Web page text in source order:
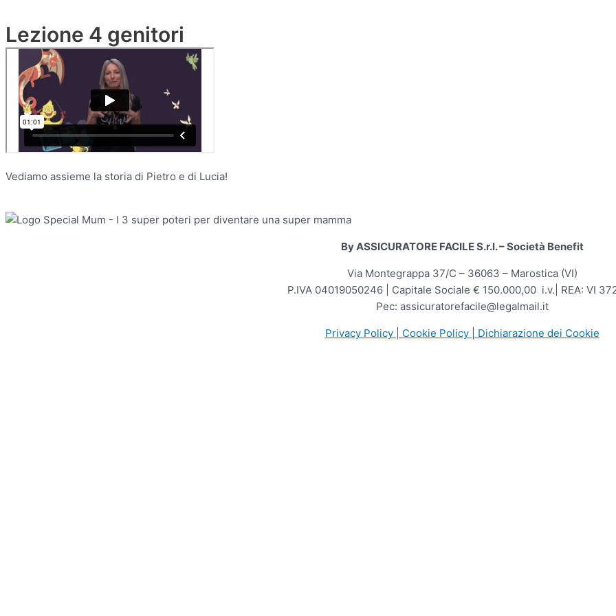
Lezione 4 genitori
Vediamo assieme la storia di Pietro e di Lucia!
By ASSICURATORE FACILE S.r.l. – Società Benefit
Via Montegrappa 37/C – 36063 – Marostica (VI)
P.IVA 04019050246 | Capitale Sociale € 150.000,00 i.v.| REA: VI
Pec: assicuratorefacile@legalmail.it
Privacy Policy| Cookie Policy| Dichiarazione dei Cookie